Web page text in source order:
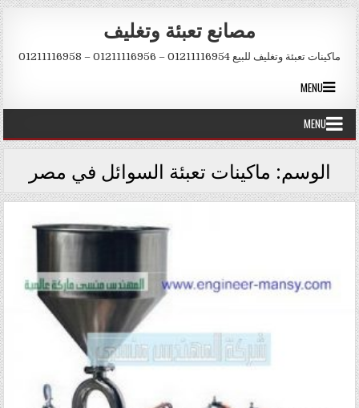
Skip to content
مصانع تعبئة وتغليف
ماكينات تعبئة وتغليف للبيع 01211116954 – 01211116956 – 01211116958
MENU
MENU
الوسم: ماكينات تعبئة السوائل في مصر